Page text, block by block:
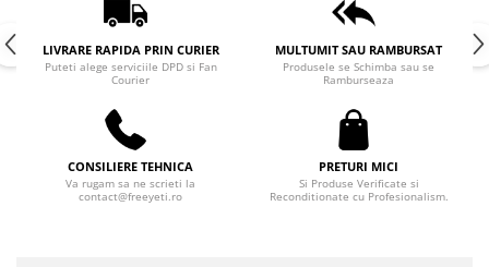
LIVRARE RAPIDA PRIN CURIER
Puteti alege serviciile DPD si Fan
Courier
MULTUMIT SAU RAMBURSAT
Produsele se Schimba sau se
Ramburseaza
CONSILIERE TEHNICA
Va rugam sa ne scrieti la
contact@freeyeti.ro
PRETURI MICI
Si Produse Verificate si
Reconditionate cu Profesionalism.